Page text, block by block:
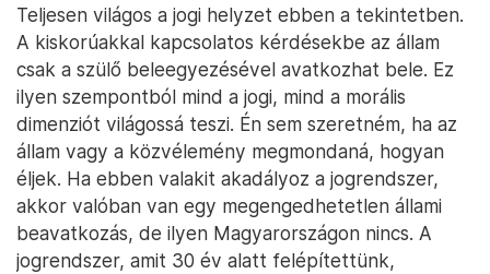
Teljesen világos a jogi helyzet ebben a tekintetben.
A kiskorúakkal kapcsolatos kérdésekbe az állam
csak a szülő beleegyezésével avatkozhat bele. Ez
ilyen szempontból mind a jogi, mind a morális
dimenziót világossá teszi. Én sem szeretném, ha az
állam vagy a közvélemény megmondaná, hogyan
éljek. Ha ebben valakit akadályoz a jogrendszer,
akkor valóban van egy megengedhetetlen állami
beavatkozás, de ilyen Magyarországon nincs. A
jogrendszer, amit 30 év alatt felépítettünk,